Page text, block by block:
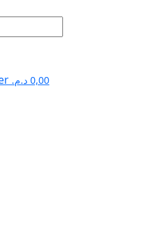
0,00 د.م.